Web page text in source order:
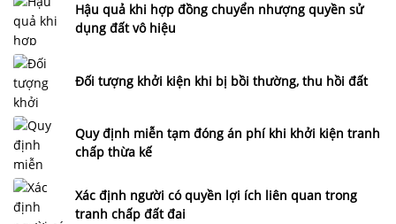
Hậu quả khi hợp đồng chuyển nhượng quyền sử
dụng đất vô hiệu
Đối tượng khởi kiện khi bị bồi thường, thu hồi đất
Quy định miễn tạm đóng án phí khi khởi kiện tranh
chấp thừa kế
Xác định người có quyền lợi ích liên quan trong
tranh chấp đất đai